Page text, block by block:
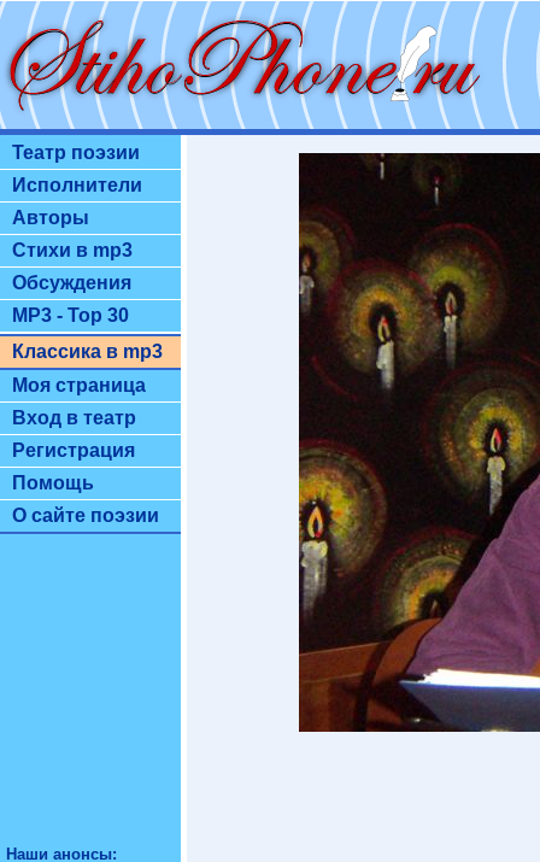
Театр поэзии
Исполнители
Авторы
Стихи в mp3
Обсуждения
MP3 - Top 30
Классика в mp3
Моя страница
Вход в театр
Регистрация
Помощь
О сайте поэзии
Наши анонсы: